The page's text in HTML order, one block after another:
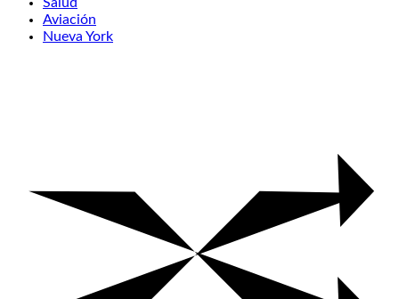
Aviación
Nueva York